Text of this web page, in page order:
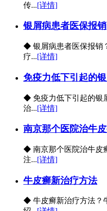
传...[详情]
银屑病患者医保报销
◆ 银屑病患者医保报销
疗...[详情]
免疫力低下引起的
◆ 免疫力低下引起的银
治...[详情]
南京那个医院治牛
◆ 南京那个医院治牛皮
注...[详情]
牛皮癣新治疗方法
◆ 牛皮癣新治疗方法？